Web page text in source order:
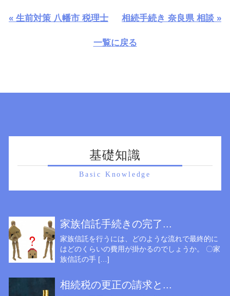
« 生前対策 八幡市 税理士 相続手続き 奈良県 相談 »
一覧に戻る
基礎知識
Basic Knowledge
家族信託手続きの完了...
家族信託を行うには、どのような流れで最終的に
はどのくらいの費用が掛かるのでしょうか。 〇家
族信託の手 […]
相続税の更正の請求と...